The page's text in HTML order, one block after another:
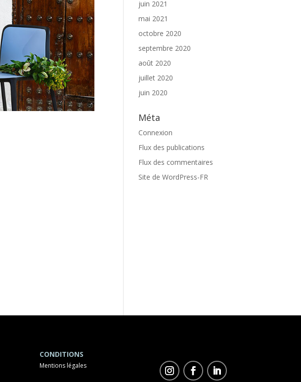
juin 2021
mai 2021
octobre 2020
septembre 2020
août 2020
juillet 2020
juin 2020
Méta
Connexion
Flux des publications
Flux des commentaires
Site de WordPress-FR
CONDITIONS
Mentions légales